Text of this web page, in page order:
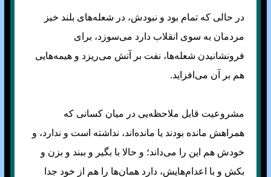
در حالی که تمام بود و نبودش، در شعله‌های بلند خیز
مردمان به سوی انقلاب دارد می‌سوزد، برای
فرو‌نشانیدن شعله‌ها، نفت بر آتش می‌ریزد و هیمه‌هایی
هم بر آن می‌افزاید.
مشروعیت قابل ملاحظه‌یی در میان کسانی که
همراهش مانده بودند یا مانده‌اند، نداشته است و ندارد، و
خودش هم این را می‌داند؛ و حالا با بگیر و ببند و بزن و
بکش و با اعدام‌‌هایش، دارد همان‌ها را هم از خود جدا